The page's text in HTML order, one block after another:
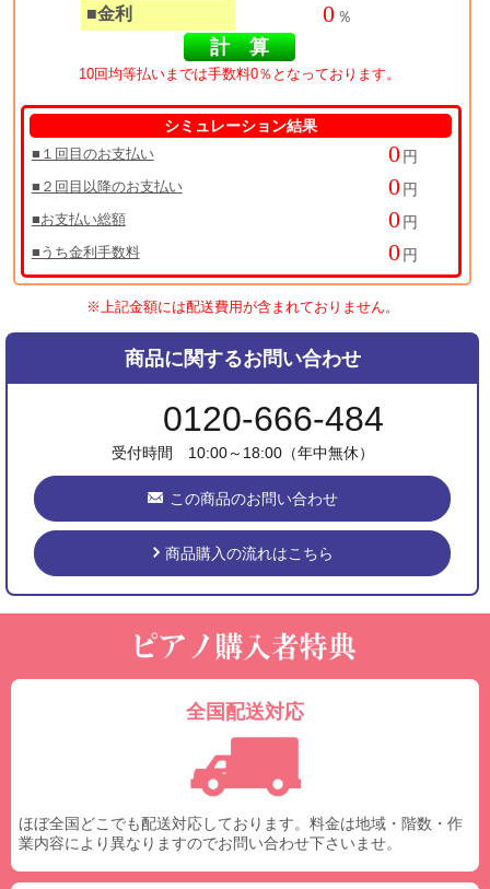
■金利
％
10回均等払いまでは手数料0％となっております。
シミュレーション結果
■１回目のお支払い 円
■２回目以降のお支払い 円
■お支払い総額 円
■うち金利手数料 円
※上記金額には配送費用が含まれておりません。
商品に関するお問い合わせ
0120-666-484
受付時間 10:00～18:00（年中無休）
この商品のお問い合わせ
商品購入の流れはこちら
全国配送対応
ほぼ全国どこでも配送対応しております。料金は地域・階数・作
業内容により異なりますのでお問い合わせ下さいませ。